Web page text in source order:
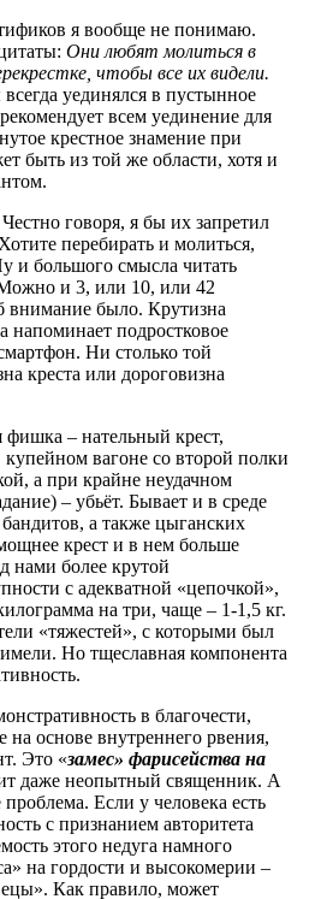
я вообще не понимаю.
Они любят молиться в
чтобы все их видели.
уединялся в пустынное
всем уединение для
крестное знамение при
быть из той же области, хотя и
говоря, я бы их запретил
перебирать и молиться,
и большого смысла читать
и 3, или 10, или 42
внимание было. Крутизна
напоминает подростковое
Ни столько той
креста или дороговизна
– нательный крест,
купейном вагоне со второй полки
а при крайне неудачном
– убьёт. Бывает и в среде
а также цыганских
крест и в нем больше
нами более крутой
с адекватной «цепочкой»,
на три, чаще – 1-1,5 кг.
«тяжестей», с которыми был
Но тщеславная компонента
в благочести,
на основе внутреннего рвения,
Это «замес» фарисейства на
даже неопытный священник. А
Если у человека есть
с признанием авторитета
этого недуга намного
на гордости и высокомерии –
Как правило, может